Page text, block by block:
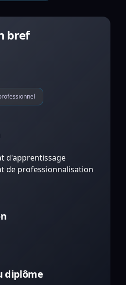
bref
d'apprentissage
de professionnalisation
diplôme